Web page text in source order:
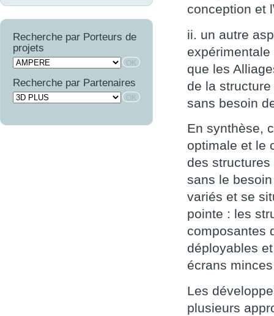
RUPSCEN
THERMONC
VICOMTHE
FINEST
LIMA
WAVE SUPPLY
COMBE
OSCAR
Recherche par Porteurs de
projets
Recherche par Partenaires
conception et
ii. un autre
que les
de la
sans besoin
En synthèse,
optimale et le
des
sans le
variés et se
pointe : les
composantes
déployables
écrans
Les
plusieurs